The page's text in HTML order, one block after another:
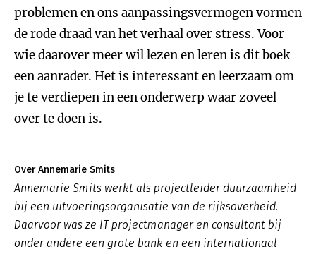
problemen en ons aanpassingsvermogen vormen
de rode draad van het verhaal over stress. Voor
wie daarover meer wil lezen en leren is dit boek
een aanrader. Het is interessant en leerzaam om
je te verdiepen in een onderwerp waar zoveel
over te doen is.
Over Annemarie Smits
Annemarie Smits werkt als projectleider duurzaamheid
bij een uitvoeringsorganisatie van de rijksoverheid.
Daarvoor was ze IT projectmanager en consultant bij
onder andere een grote bank en een internationaal